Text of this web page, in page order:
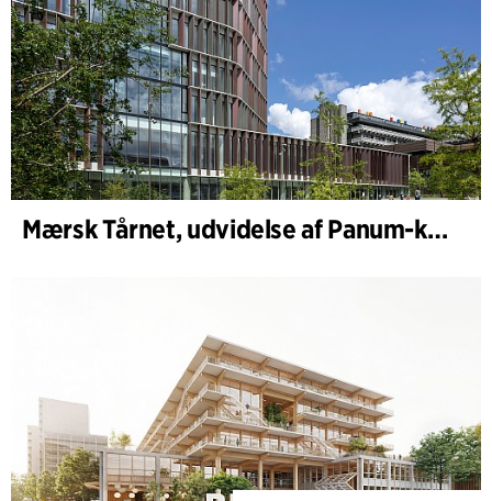
Mærsk Tårnet, udvidelse af Panum-komplekset